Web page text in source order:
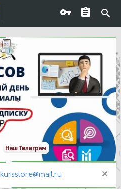
Наш Телеграм
kursstore@mail.ru